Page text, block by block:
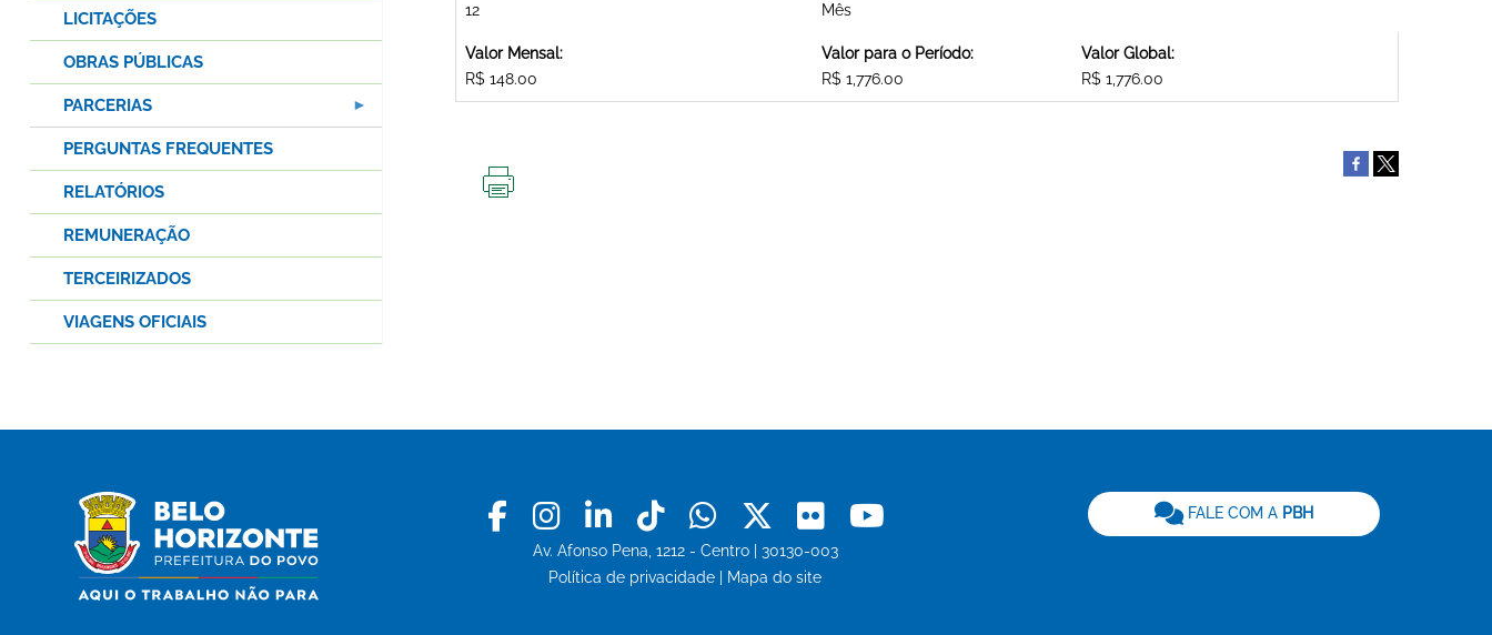
12
Mês
Valor Mensal:
R$ 148.00
Valor para o Período:
R$ 1,776.00
Valor Global:
R$ 1,776.00
LICITAÇÕES
OBRAS PÚBLICAS
PARCERIAS
PERGUNTAS FREQUENTES
RELATÓRIOS
REMUNERAÇÃO
TERCEIRIZADOS
VIAGENS OFICIAIS
Facebook
Instagram
LinkedinTiktokWhatsapp
X Flickr
Av. Afonso Pena, 1212 - Centro | 30130-003
Política de privacidade
Mapa do site
FALE COM A PBH